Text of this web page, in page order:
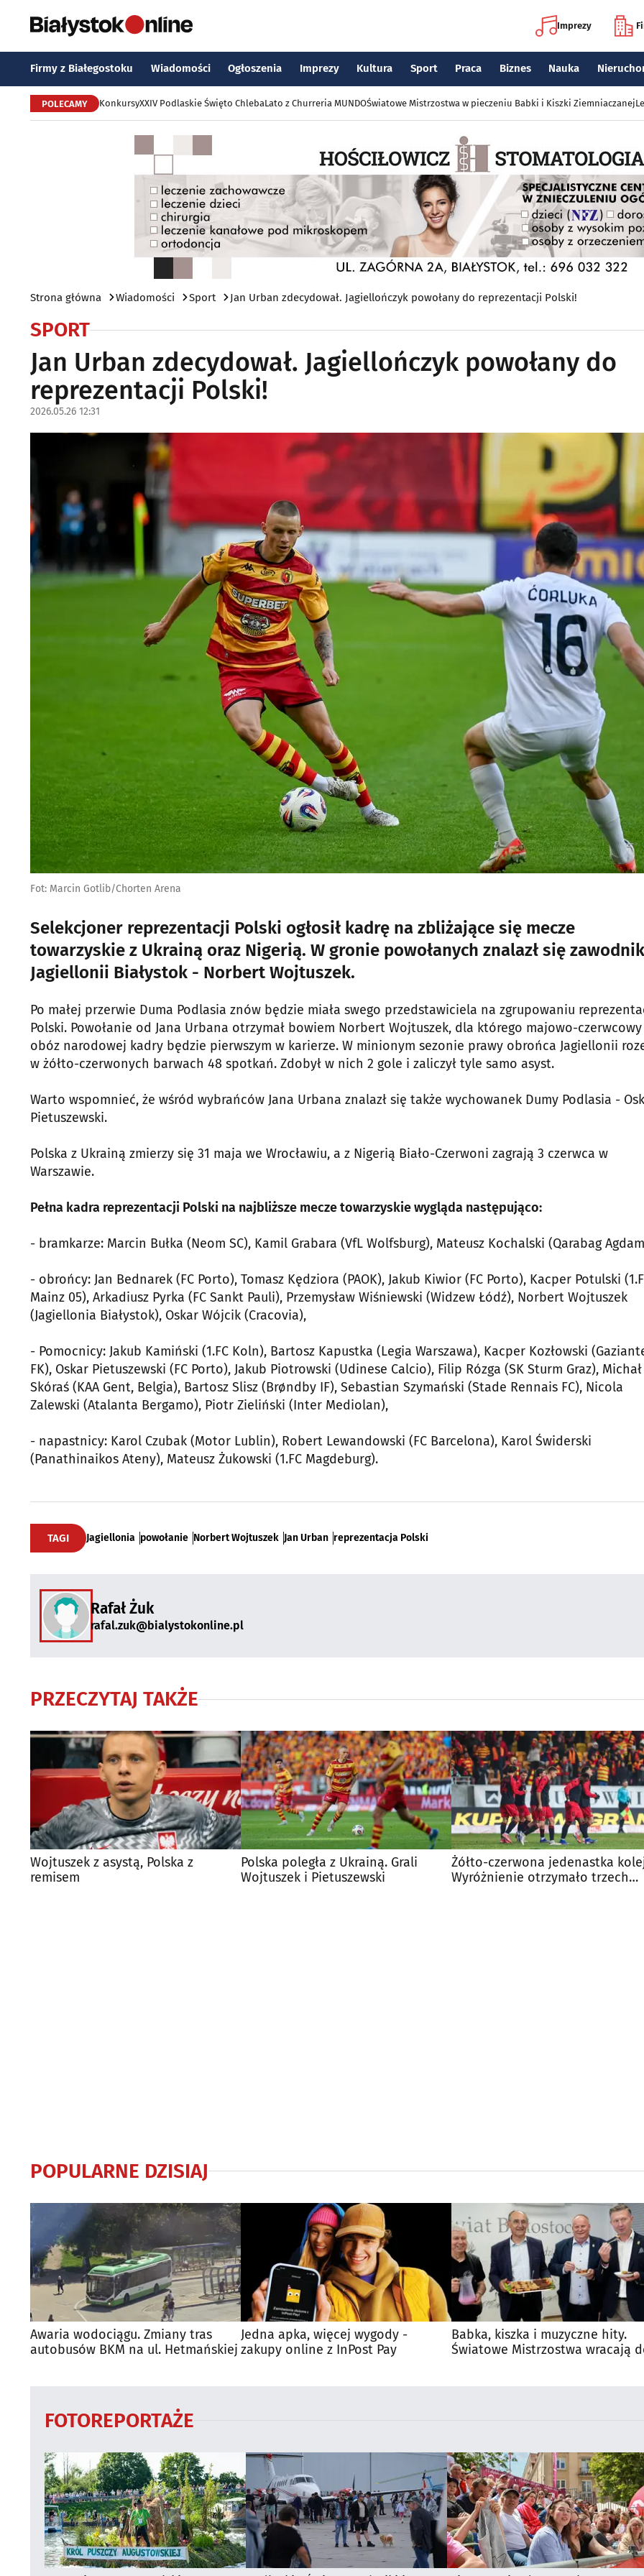
Imprezy
Firmy z Białegostoku Wiadomości Ogłoszenia Imprezy Kultura Sport Praca Biznes Nauka
POLECAMY KonkursyXXIV Podlaskie Święto ChlebaLato z Churreria MUNDOŚwiatowe Mistrzostwa w pieczeniu Babki i Kiszki Ziemniaczanej
Strona główna Wiadomości Sport Jan Urban zdecydował. Jagiellończyk powołany do reprezentacji Polski!
SPORT
Jan Urban zdecydował. Jagiellończyk powołany do
reprezentacji Polski!
2026.05.26 12:31
Fot: Marcin Gotlib/Chorten Arena
Selekcjoner reprezentacji Polski ogłosił kadrę na zbliżające się mecze
towarzyskie z Ukrainą oraz Nigerią. W gronie powołanych znalazł się zawodnik
Jagiellonii Białystok - Norbert Wojtuszek.
Po małej przerwie Duma Podlasia znów będzie miała swego przedstawiciela na zgrupowaniu
Polski. Powołanie od Jana Urbana otrzymał bowiem Norbert Wojtuszek, dla którego majowo-czerwcowy
obóz narodowej kadry będzie pierwszym w karierze. W minionym sezonie prawy obrońca Jagiellonii
w żółto-czerwonych barwach 48 spotkań. Zdobył w nich 2 gole i zaliczył tyle samo asyst.
Warto wspomnieć, że wśród wybrańców Jana Urbana znalazł się także wychowanek Dumy Podlasia -
Pietuszewski.
Polska z Ukrainą zmierzy się 31 maja we Wrocławiu, a z Nigerią Biało-Czerwoni zagrają 3 czerwca w
Warszawie.
Pełna kadra reprezentacji Polski na najbliższe mecze towarzyskie wygląda następująco:
- bramkarze: Marcin Bułka (Neom SC), Kamil Grabara (VfL Wolfsburg), Mateusz Kochalski (Qarabag
- obrońcy: Jan Bednarek (FC Porto), Tomasz Kędziora (PAOK), Jakub Kiwior (FC Porto), Kacper Potulski
Mainz 05), Arkadiusz Pyrka (FC Sankt Pauli), Przemysław Wiśniewski (Widzew Łódź), Norbert Wojtuszek
(Jagiellonia Białystok), Oskar Wójcik (Cracovia),
- Pomocnicy: Jakub Kamiński (1.FC Koln), Bartosz Kapustka (Legia Warszawa), Kacper Kozłowski
FK), Oskar Pietuszewski (FC Porto), Jakub Piotrowski (Udinese Calcio), Filip Rózga (SK Sturm Graz), Michał
Skóraś (KAA Gent, Belgia), Bartosz Slisz (Brøndby IF), Sebastian Szymański (Stade Rennais FC), Nicola
Zalewski (Atalanta Bergamo), Piotr Zieliński (Inter Mediolan),
- napastnicy: Karol Czubak (Motor Lublin), Robert Lewandowski (FC Barcelona), Karol Świderski
(Panathinaikos Ateny), Mateusz Żukowski (1.FC Magdeburg).
TAGI Jagiellonia powołanie Norbert Wojtuszek Jan Urban reprezentacja Polski
Rafał Żuk
rafal.zuk@bialystokonline.pl
PRZECZYTAJ TAKŻE
Wojtuszek z asystą, Polska z
remisem
Polska poległa z Ukrainą. Grali
Wojtuszek i Pietuszewski
Żółto-czerwona jedenastka
Wyróżnienie otrzymało trzech
POPULARNE DZISIAJ
Awaria wodociągu. Zmiany tras
autobusów BKM na ul. Hetmańskiej
Jedna apka, więcej wygody -
zakupy online z InPost Pay
Babka, kiszka i muzyczne hity.
Światowe Mistrzostwa wracają
FOTOREPORTAŻE